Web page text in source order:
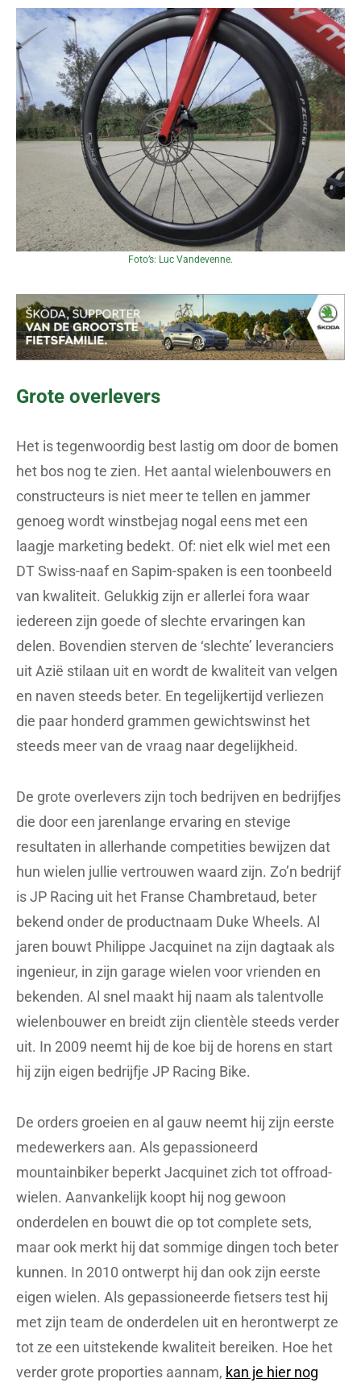
Foto’s: Luc Vandevenne.
Grote overlevers
Het is tegenwoordig best lastig om door de bomen
het bos nog te zien. Het aantal wielenbouwers en
constructeurs is niet meer te tellen en jammer
genoeg wordt winstbejag nogal eens met een
laagje marketing bedekt. Of: niet elk wiel met een
DT Swiss-naaf en Sapim-spaken is een toonbeeld
van kwaliteit. Gelukkig zijn er allerlei fora waar
iedereen zijn goede of slechte ervaringen kan
delen. Bovendien sterven de ‘slechte’ leveranciers
uit Azië stilaan uit en wordt de kwaliteit van velgen
en naven steeds beter. En tegelijkertijd verliezen
die paar honderd grammen gewichtswinst het
steeds meer van de vraag naar degelijkheid.
De grote overlevers zijn toch bedrijven en bedrijfjes
die door een jarenlange ervaring en stevige
resultaten in allerhande competities bewijzen dat
hun wielen jullie vertrouwen waard zijn. Zo’n bedrijf
is JP Racing uit het Franse Chambretaud, beter
bekend onder de productnaam Duke Wheels. Al
jaren bouwt Philippe Jacquinet na zijn dagtaak als
ingenieur, in zijn garage wielen voor vrienden en
bekenden. Al snel maakt hij naam als talentvolle
wielenbouwer en breidt zijn clientèle steeds verder
uit. In 2009 neemt hij de koe bij de horens en start
hij zijn eigen bedrijfje JP Racing Bike.
De orders groeien en al gauw neemt hij zijn eerste
medewerkers aan. Als gepassioneerd
mountainbiker beperkt Jacquinet zich tot offroad-
wielen. Aanvankelijk koopt hij nog gewoon
onderdelen en bouwt die op tot complete sets,
maar ook merkt hij dat sommige dingen toch beter
kunnen. In 2010 ontwerpt hij dan ook zijn eerste
eigen wielen. Als gepassioneerde fietsers test hij
met zijn team de onderdelen uit en herontwerpt ze
tot ze een uitstekende kwaliteit bereiken. Hoe het
verder grote proporties aannam, kan je hier nog